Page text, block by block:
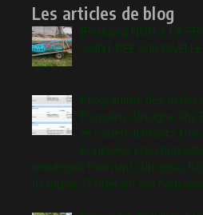
Les articles de blog
[Pétition] NON A LA
SAINT PEE SUR
Programme des
Poussins (Urrugne
et Cadets (Ustaritz
honetako esku
ordutegia: Poussins (Urrugna,
(Urrugna, 17:00etan) eta